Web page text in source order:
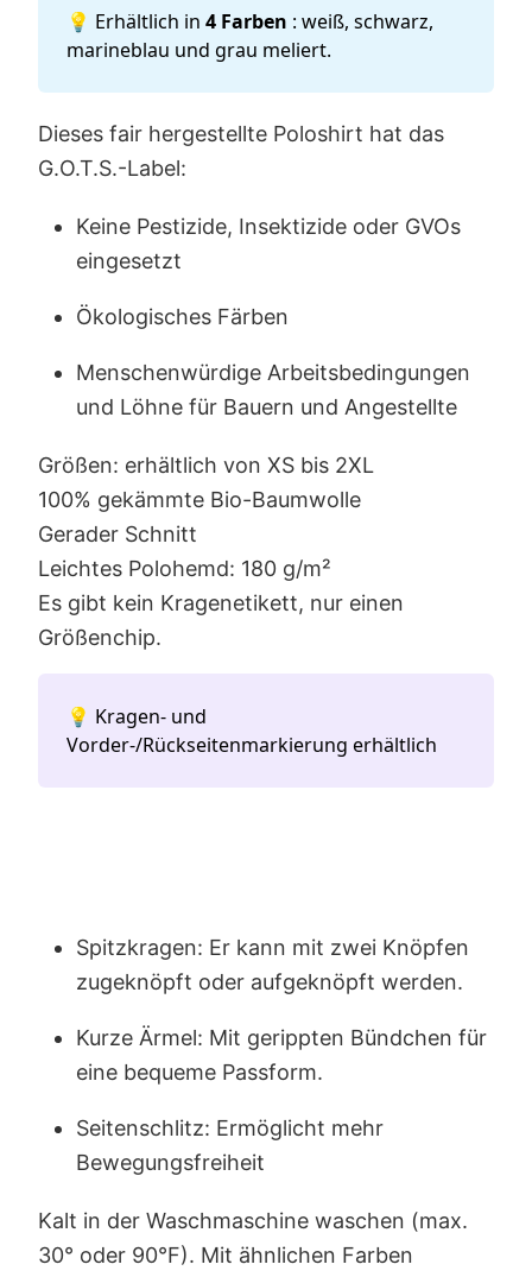
💡 Erhältlich in 4 Farben : weiß, schwarz,
marineblau und grau meliert.
Dieses fair hergestellte Poloshirt hat das
G.O.T.S.-Label:
Keine Pestizide, Insektizide oder GVOs
eingesetzt
Ökologisches Färben
Menschenwürdige Arbeitsbedingungen
und Löhne für Bauern und Angestellte
Größen: erhältlich von XS bis 2XL
100% gekämmte Bio-Baumwolle
Gerader Schnitt
Leichtes Polohemd: 180 g/m²
Es gibt kein Kragenetikett, nur einen
Größenchip.
💡 Kragen- und
Vorder-/Rückseitenmarkierung erhältlich
Spitzkragen: Er kann mit zwei Knöpfen
zugeknöpft oder aufgeknöpft werden.
Kurze Ärmel: Mit gerippten Bündchen für
eine bequeme Passform.
Seitenschlitz: Ermöglicht mehr
Bewegungsfreiheit
Kalt in der Waschmaschine waschen (max.
30° oder 90°F). Mit ähnlichen Farben